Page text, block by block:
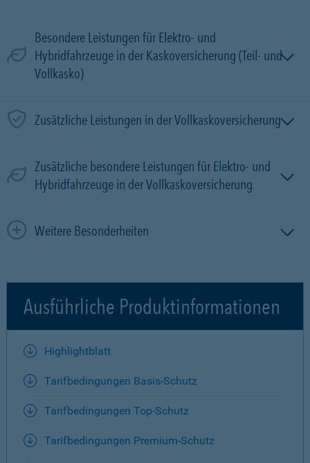
Besondere Leistungen für Elektro- und
Hybridfahrzeuge in der Kaskoversicherung (Teil- und
Vollkasko)
Zusätzliche Leistungen in der Vollkaskoversicherung
Zusätzliche besondere Leistungen für Elektro- und
Hybridfahrzeuge in der Vollkaskoversicherung
Weitere Besonderheiten
Ausführliche Produktinformationen
Highlightblatt
Tarifbedingungen Basis-Schutz
Tarifbedingungen Top-Schutz
Tarifbedingungen Premium-Schutz